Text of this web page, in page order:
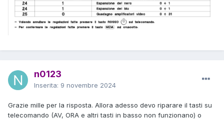
n0123
Inserita: 9 novembre 2024
Grazie mille per la risposta. Allora adesso devo riparare il tasti su
telecomando (AV, ORA e altri tasti in basso non funzionano) o